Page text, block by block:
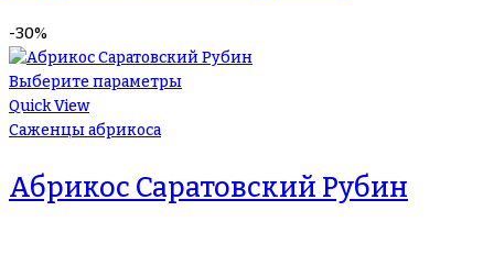
-30%
Выберите параметры
Quick View
Саженцы абрикоса
Абрикос Саратовский Рубин